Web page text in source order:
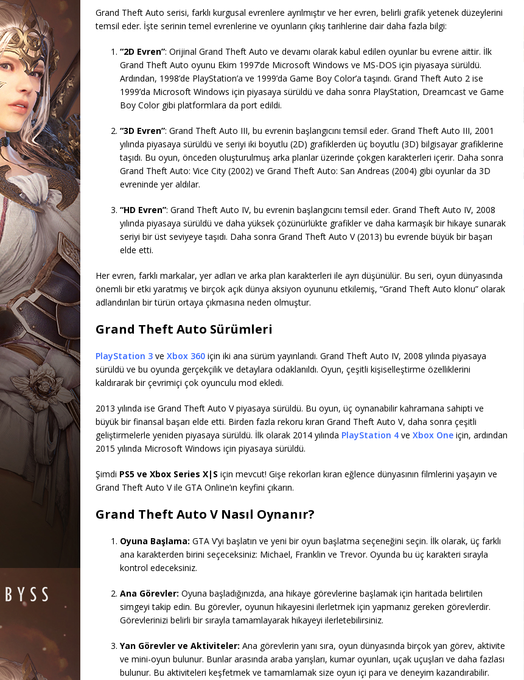
Grand Theft Auto serisi, farklı kurgusal evrenlere ayrılmıştır ve her evren, belirli grafik yetenek düzeylerini
temsil eder. İşte serinin temel evrenlerine ve oyunların çıkış tarihlerine dair daha fazla bilgi:
“2D Evren”: Orijinal Grand Theft Auto ve devamı olarak kabul edilen oyunlar bu evrene aittir. İlk
Grand Theft Auto oyunu Ekim 1997’de Microsoft Windows ve MS-DOS için piyasaya sürüldü.
Ardından, 1998’de PlayStation’a ve 1999’da Game Boy Color’a taşındı. Grand Theft Auto 2 ise
1999’da Microsoft Windows için piyasaya sürüldü ve daha sonra PlayStation, Dreamcast ve Game
Boy Color gibi platformlara da port edildi.
“3D Evren”: Grand Theft Auto III, bu evrenin başlangıcını temsil eder. Grand Theft Auto III, 2001
yılında piyasaya sürüldü ve seriyi iki boyutlu (2D) grafiklerden üç boyutlu (3D) bilgisayar grafiklerine
taşıdı. Bu oyun, önceden oluşturulmuş arka planlar üzerinde çokgen karakterleri içerir. Daha sonra
Grand Theft Auto: Vice City (2002) ve Grand Theft Auto: San Andreas (2004) gibi oyunlar da 3D
evreninde yer aldılar.
“HD Evren”: Grand Theft Auto IV, bu evrenin başlangıcını temsil eder. Grand Theft Auto IV, 2008
yılında piyasaya sürüldü ve daha yüksek çözünürlükte grafikler ve daha karmaşık bir hikaye sunarak
seriyi bir üst seviyeye taşıdı. Daha sonra Grand Theft Auto V (2013) bu evrende büyük bir başarı
elde etti.
Her evren, farklı markalar, yer adları ve arka plan karakterleri ile ayrı düşünülür. Bu seri, oyun dünyasında
önemli bir etki yaratmış ve birçok açık dünya aksiyon oyununu etkilemiş, “Grand Theft Auto klonu” olarak
adlandırılan bir türün ortaya çıkmasına neden olmuştur.
Grand Theft Auto Sürümleri
PlayStation 3 ve Xbox 360 için iki ana sürüm yayınlandı. Grand Theft Auto IV, 2008 yılında piyasaya
sürüldü ve bu oyunda gerçekçilik ve detaylara odaklanıldı. Oyun, çeşitli kişiselleştirme özelliklerini
kaldırarak bir çevrimiçi çok oyunculu mod ekledi.
2013 yılında ise Grand Theft Auto V piyasaya sürüldü. Bu oyun, üç oynanabilir kahramana sahipti ve
büyük bir finansal başarı elde etti. Birden fazla rekoru kıran Grand Theft Auto V, daha sonra çeşitli
geliştirmelerle yeniden piyasaya sürüldü. İlk olarak 2014 yılında PlayStation 4 ve Xbox One için, ardından
2015 yılında Microsoft Windows için piyasaya sürüldü.
Şimdi PS5 ve Xbox Series X|S için mevcut! Gişe rekorları kıran eğlence dünyasının filmlerini yaşayın ve
Grand Theft Auto V ile GTA Online’ın keyfini çıkarın.
Grand Theft Auto V Nasıl Oynanır?
Oyuna Başlama: GTA V’yi başlatın ve yeni bir oyun başlatma seçeneğini seçin. İlk olarak, üç farklı
ana karakterden birini seçeceksiniz: Michael, Franklin ve Trevor. Oyunda bu üç karakteri sırayla
kontrol edeceksiniz.
Ana Görevler: Oyuna başladığınızda, ana hikaye görevlerine başlamak için haritada belirtilen
simgeyi takip edin. Bu görevler, oyunun hikayesini ilerletmek için yapmanız gereken görevlerdir.
Görevlerinizi belirli bir sırayla tamamlayarak hikayeyi ilerletebilirsiniz.
Yan Görevler ve Aktiviteler: Ana görevlerin yanı sıra, oyun dünyasında birçok yan görev, aktivite
ve mini-oyun bulunur. Bunlar arasında araba yarışları, kumar oyunları, uçak uçuşları ve daha fazlası
bulunur. Bu aktiviteleri keşfetmek ve tamamlamak size oyun içi para ve deneyim kazandırabilir.